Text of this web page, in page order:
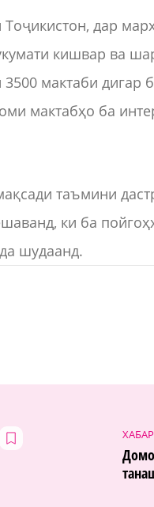
дар
кишвар ва
мактаби дигар
мактабҳо ба
таъмини
ки ба
шудаанд.